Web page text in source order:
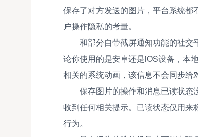
保存了对方发送的图片，平台系统
户操作隐私的考量。
和部分自带截屏通知功能的社
论你使用的是安卓还是iOS设备，本
相关的系统动画，该信息不会同步给
保存图片的操作和消息已读状
收到任何相关提示。已读状态仅用
行为。